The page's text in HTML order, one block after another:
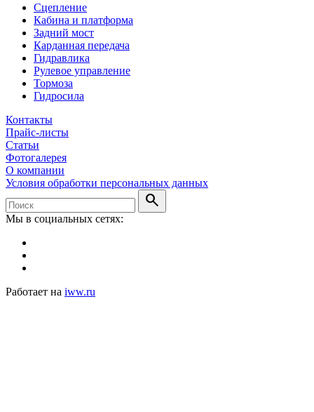
Сцепление
Кабина и платформа
Задний мост
Карданная передача
Гидравлика
Рулевое управление
Тормоза
Гидросила
Контакты
Прайс-листы
Статьи
Фотогалерея
О компании
Условия обработки персональных данных
search
Мы в социальных сетях:
Работает на iww.ru